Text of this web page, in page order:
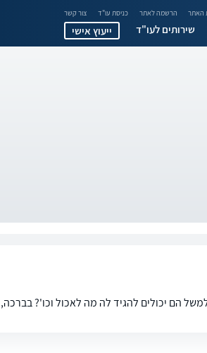
האתר הרשמה לאתר כניסת עו"ד צור קשר
שירותים לעו"ד ייעוץ אישי
הם יכולים להגיד לה מה לאכול וכו'? בברכה,